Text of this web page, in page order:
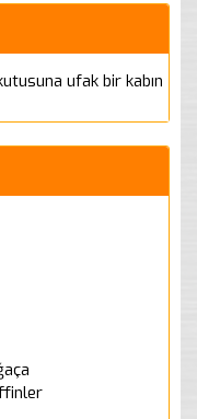
ufak bir kabın